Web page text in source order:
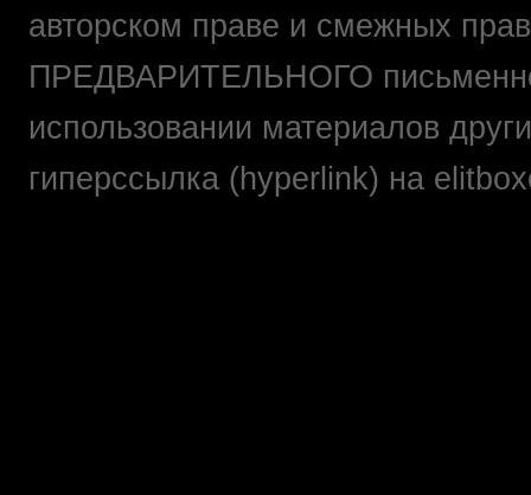
авторском праве и смежных
ПРЕДВАРИТЕЛЬНОГО
использовании материалов
гиперссылка (hyperlink) на